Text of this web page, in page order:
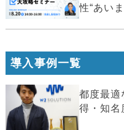
性“あい
導入事例一覧
都度最適
得・知名